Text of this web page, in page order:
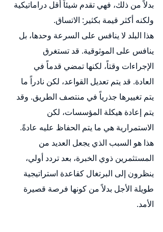
بدلاً من ذلك، فهي تقدم شيئاً أقل دراماتيكية
ولكنه أكثر قيمة بكثير: الاتساق.
هذا البلد لا ينافس على السرعة وحدها، بل
ينافس على الموثوقية. قد تستغرق
الإجراءات وقتاً، لكنها تمضي قدماً في
العادة. قد يتم تعديل القواعد، لكن نادراً ما
يتم تغييرها جذرياً في منتصف الطريق. وقد
يتم إعادة هيكلة المؤسسات، لكن
الاستمرارية هي ما يتم الحفاظ عليه عادةً.
هذا هو السبب الذي يجعل العديد من
المستثمرين ذوي الخبرة، بعد تردد أولي،
ينظرون إلى البرتغال كقاعدة استراتيجية
طويلة الأجل بدلاً من كونها فرصة قصيرة
الأمد.